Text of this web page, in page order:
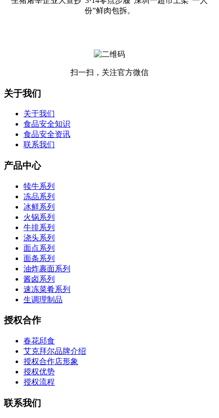
份”鲜肉包拆。
扫一扫，关注官方微信
关于我们
关于我们
食品安全知识
食品安全资讯
联系我们
产品中心
犊牛系列
冻品系列
冰鲜系列
火锅系列
牛排系列
浇头系列
面点系列
面条系列
油炸裹面系列
酱卤系列
速冻菜肴系列
生调理制品
授权合作
春花邱食
艾克拜尔品牌介绍
授权合作店形象
授权优势
授权流程
联系我们